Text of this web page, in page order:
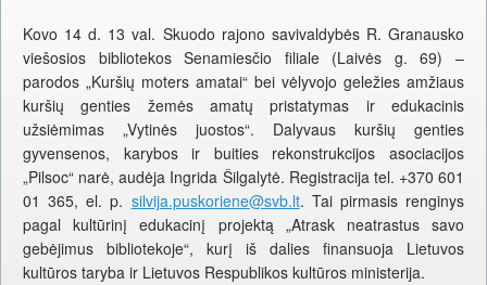
Kovo 14 d. 13 val. Skuodo rajono savivaldybės R. Granausko
viešosios bibliotekos Senamiesčio filiale (Laivės g. 69) –
parodos „Kuršių moters amatai“ bei vėlyvojo geležies amžiaus
kuršių genties žemės amatų pristatymas ir edukacinis
užsiėmimas „Vytinės juostos“. Dalyvaus kuršių genties
gyvensenos, karybos ir buities rekonstrukcijos asociacijos
„Pilsoc“ narė, audėja Ingrida Šilgalytė. Registracija tel. +370 601
01 365, el. p. silvija.puskoriene@svb.lt. Tai pirmasis renginys
pagal kultūrinį edukacinį projektą „Atrask neatrastus savo
gebėjimus bibliotekoje“, kurį iš dalies finansuoja Lietuvos
kultūros taryba ir Lietuvos Respublikos kultūros ministerija.